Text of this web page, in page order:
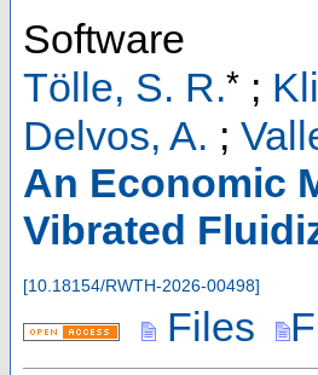
Software
Tölle, S. R.* ;
Delvos, A. ;
An Economic
Vibrated
[10.18154/RWTH-2026-00498]
Files